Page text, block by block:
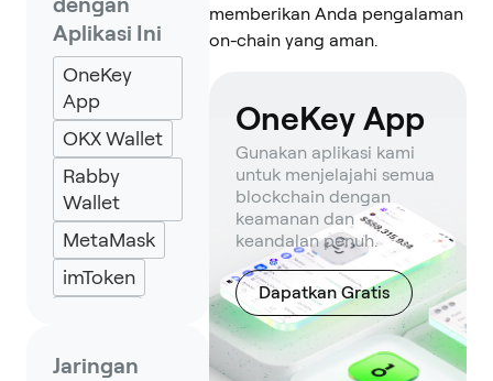
Aplikasi Ini
OneKey
App
OKX Wallet
Rabby
Wallet
MetaMask
imToken
Jaringan
memberikan Anda pengalaman
on-chain yang aman.
OneKey App
Gunakan aplikasi kami
untuk menjelajahi semua
blockchain dengan
keamanan dan
keandalan penuh.
Dapatkan Gratis